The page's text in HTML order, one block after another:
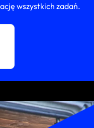
wszystkich zadań.